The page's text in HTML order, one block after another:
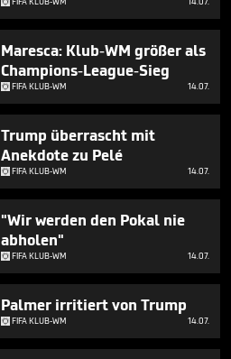
Maresca: Klub-WM größer als
Champions-League-Sieg
FIFA KLUB-WM 14.07.
Trump überrascht mit
Anekdote zu Pelé
FIFA KLUB-WM 14.07.
"Wir werden den Pokal nie
abholen"
FIFA KLUB-WM 14.07.
Palmer irritiert von Trump
FIFA KLUB-WM 14.07.